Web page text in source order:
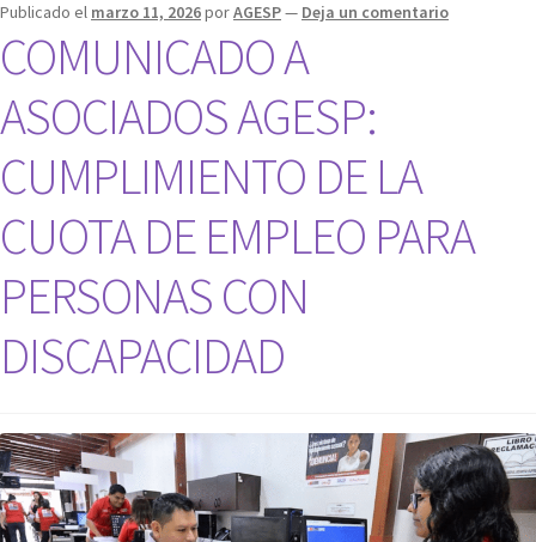
Publicado el marzo 11, 2026porAGESP— Deja un comentario
COMUNICADO A
ASOCIADOS AGESP:
CUMPLIMIENTO DE LA
CUOTA DE EMPLEO PARA
PERSONAS CON
DISCAPACIDAD